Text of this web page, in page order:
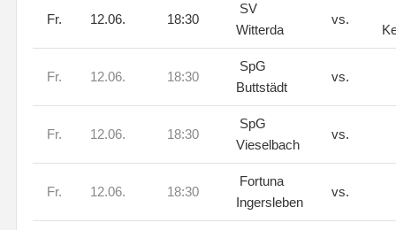
Fr. 12.06. 18:30
SV
Witterda
vs.
Fr. 12.06. 18:30
SpG
Buttstädt
vs.
Fr. 12.06. 18:30
SpG
Vieselbach
vs.
Fr. 12.06. 18:30
Fortuna
Ingersleben
vs.